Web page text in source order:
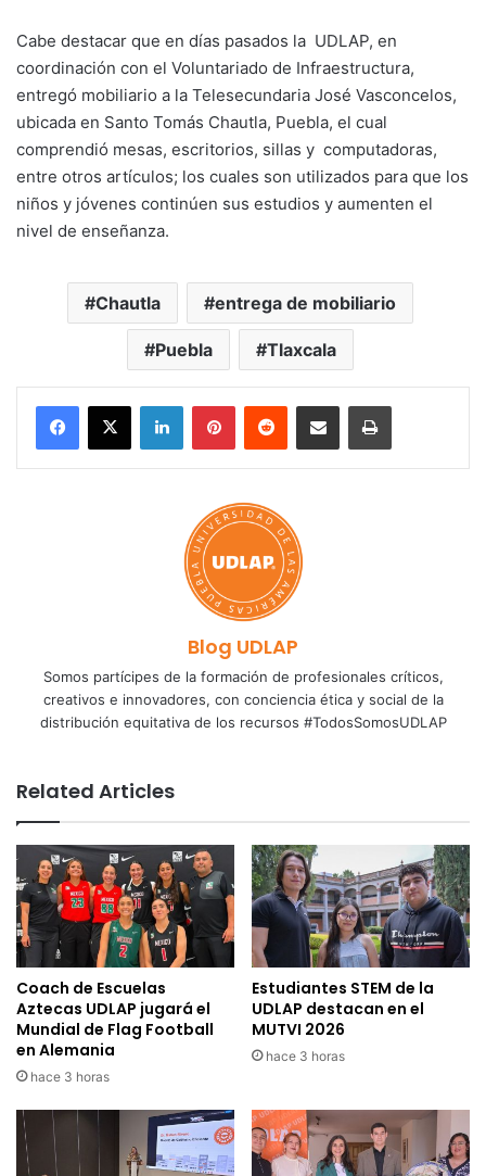
Cabe destacar que en días pasados la UDLAP, en
coordinación con el Voluntariado de Infraestructura,
entregó mobiliario a la Telesecundaria José Vasconcelos,
ubicada en Santo Tomás Chautla, Puebla, el cual
comprendió mesas, escritorios, sillas y computadoras,
entre otros artículos; los cuales son utilizados para que los
niños y jóvenes continúen sus estudios y aumenten el
nivel de enseñanza.
Chautla entrega de mobiliario
Puebla Tlaxcala
LinkedInPinterestReddit Share via Email Print
Blog UDLAP
Somos partícipes de la formación de profesionales críticos,
creativos e innovadores, con conciencia ética y social de la
distribución equitativa de los recursos #TodosSomosUDLAP
Related Articles
Coach de Escuelas
Aztecas UDLAP jugará el
Mundial de Flag Football
en Alemania
hace 3 horas
Estudiantes STEM de la
UDLAP destacan en el
MUTVI 2026
hace 3 horas